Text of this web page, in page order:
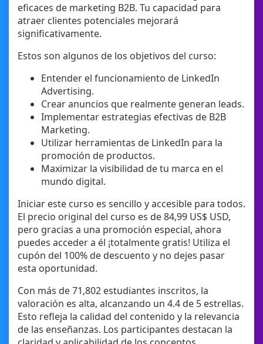
eficaces de marketing B2B. Tu capacidad para
atraer clientes potenciales mejorará
significativamente.
Estos son algunos de los objetivos del curso:
Entender el funcionamiento de LinkedIn
Advertising.
Crear anuncios que realmente generan leads.
Implementar estrategias efectivas de B2B
Marketing.
Utilizar herramientas de LinkedIn para la
promoción de productos.
Maximizar la visibilidad de tu marca en el
mundo digital.
Iniciar este curso es sencillo y accesible para todos.
El precio original del curso es de 84,99 US$ USD,
pero gracias a una promoción especial, ahora
puedes acceder a él ¡totalmente gratis! Utiliza el
cupón del 100% de descuento y no dejes pasar
esta oportunidad.
Con más de 71,802 estudiantes inscritos, la
valoración es alta, alcanzando un 4.4 de 5 estrellas.
Esto refleja la calidad del contenido y la relevancia
de las enseñanzas. Los participantes destacan la